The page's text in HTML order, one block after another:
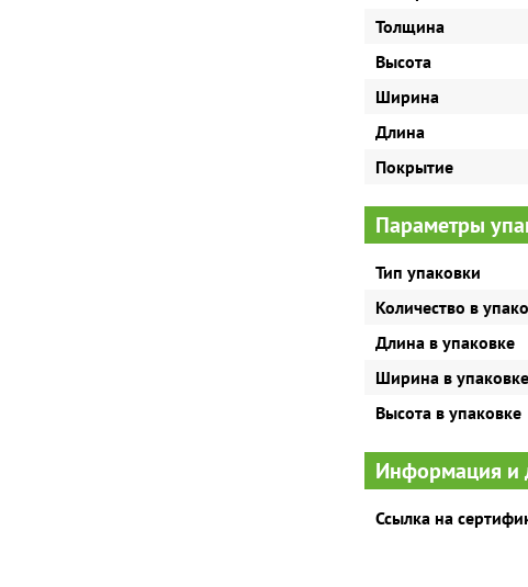
Толщина
Высота
Ширина
Длина
Покрытие
Параметры
Тип упаковки
Количество в
Длина в упаковке
Ширина в упаковке
Высота в упаковке
Информация и
Ссылка на